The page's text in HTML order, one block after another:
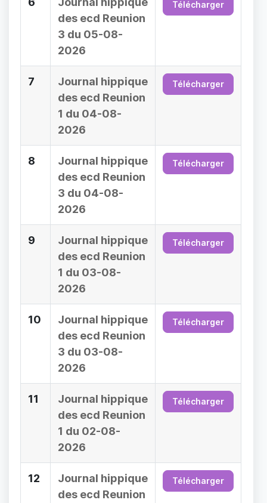
des ecd Reunion
3 du 05-08-
2026
Télécharger
7
Journal hippique
des ecd Reunion
1 du 04-08-
2026
Télécharger
8
Journal hippique
des ecd Reunion
3 du 04-08-
2026
Télécharger
9
Journal hippique
des ecd Reunion
1 du 03-08-
2026
Télécharger
10
Journal hippique
des ecd Reunion
3 du 03-08-
2026
Télécharger
11
Journal hippique
des ecd Reunion
1 du 02-08-
2026
Télécharger
12
Journal hippique
des ecd Reunion
Télécharger